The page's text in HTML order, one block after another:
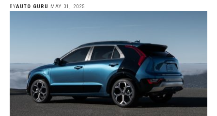
BYAUTO GURU MAY 31, 2025